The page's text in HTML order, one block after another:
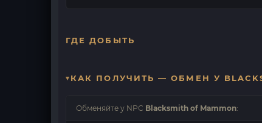
ГДЕ ДОБЫТЬ
КАК ПОЛУЧИТЬ — ОБМЕН У
Обменяйте у NPC Blacksmith of Mammon: